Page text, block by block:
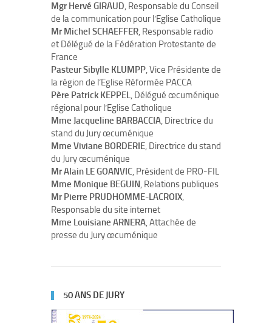
Mgr Hervé GIRAUD, Responsable du Conseil
de la communication pour l’Eglise Catholique
Mr Michel SCHAEFFER, Responsable radio
et Délégué de la Fédération Protestante de
France
Pasteur Sibylle KLUMPP, Vice Présidente de
la région de l’Eglise Réformée PACCA
Père Patrick KEPPEL, Délégué œcuménique
régional pour l’Eglise Catholique
Mme Jacqueline BARBACCIA, Directrice du
stand du Jury œcuménique
Mme Viviane BORDERIE, Directrice du stand
du Jury œcuménique
Mr Alain LE GOANVIC, Président de PRO-FIL
Mme Monique BEGUIN, Relations publiques
Mr Pierre PRUDHOMME-LACROIX,
Responsable du site internet
Mme Louisiane ARNERA, Attachée de
presse du Jury œcuménique
50 ANS DE JURY